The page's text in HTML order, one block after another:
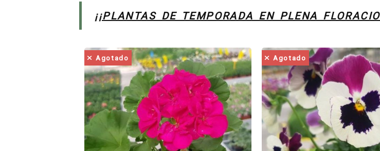
¡¡PLANTAS DE TEMPORADA EN PLENA
Agotado Agotado